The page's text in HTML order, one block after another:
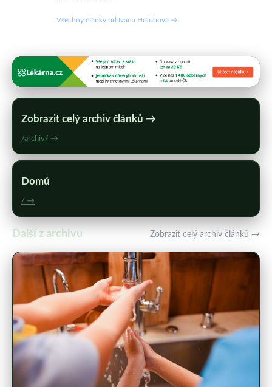
Všechny články od Ivana Holubová →
Zobrazit celý archiv článků →
/archiv/ →
Domů
/ →
Další z archivu Zobrazit celý archiv článků →